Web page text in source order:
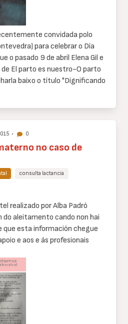
convidada polo
para celebrar o Día
o pasado 9 de abril Elena Gil e
de El parto es nuestro-O parto
baixo o título "Dignificando
• 0
no caso de
consulta lactancia
realizado por Alba Padró
do aleitamento cando non hai
que esta información chegue
e aos e ás profesionais